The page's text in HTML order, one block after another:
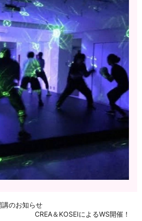
のお知らせ
CREA＆KOSEIによるWS開催！